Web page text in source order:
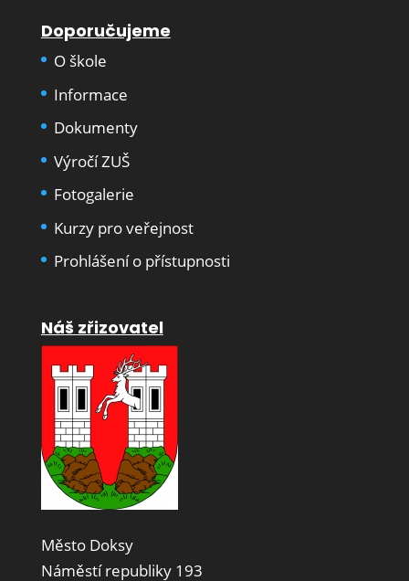
Doporučujeme
O škole
Informace
Dokumenty
Výročí ZUŠ
Fotogalerie
Kurzy pro veřejnost
Prohlášení o přístupnosti
Náš zřizovatel
Město Doksy
Náměstí republiky 193